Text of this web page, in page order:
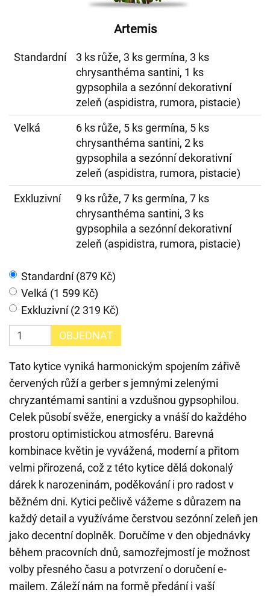
Artemis
Standardní
3 ks růže, 3 ks germína, 3 ks
chrysanthéma santini, 1 ks
gypsophila a sezónní dekorativní
zeleň (aspidistra, rumora, pistacie)
Velká
6 ks růže, 5 ks germína, 5 ks
chrysanthéma santini, 2 ks
gypsophila a sezónní dekorativní
zeleň (aspidistra, rumora, pistacie)
Exkluzivní
9 ks růže, 7 ks germína, 7 ks
chrysanthéma santini, 3 ks
gypsophila a sezónní dekorativní
zeleň (aspidistra, rumora, pistacie)
Standardní (879 Kč)
Velká (1 599 Kč)
Exkluzivní (2 319 Kč)
OBJEDNAT
Tato kytice vyniká harmonickým spojením zářivě
červených růží a gerber s jemnými zelenými
chryzantémami santini a vzdušnou gypsophilou.
Celek působí svěže, energicky a vnáší do každého
prostoru optimistickou atmosféru. Barevná
kombinace květin je vyvážená, moderní a přitom
velmi přirozená, což z této kytice dělá dokonalý
dárek k narozeninám, poděkování i pro radost v
běžném dni. Kytici pečlivě vážeme s důrazem na
každý detail a využíváme čerstvou sezónní zeleň jen
jako decentní doplněk. Doručíme v den objednávky
během pracovních dnů, samozřejmostí je možnost
volby přesného času a potvrzení o doručení e-
mailem. Záleží nám na formě předání i vaší